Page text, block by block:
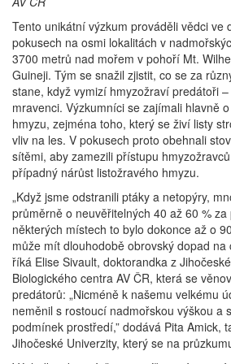
Tento unikátní výzkum prováděli vědci ve
pokusech na osmi lokalitách v
3700 metrů nad mořem v pohoří Mt.
Guineji. Tým se snažil zjistit, co se za
stane, když vymizí hmyzožraví predátoři
mravenci. Výzkumníci se zajímali hlavně
hmyzu, zejména toho, který se živí listy
vliv na les. V pokusech proto obehnali
sítěmi, aby zamezili přístupu
případný nárůst listožravého hmyzu.
„Když jsme odstranili ptáky a netopýry,
průměrně o neuvěřitelných 40 až 60 %
některých místech to bylo dokonce až o
může mít dlouhodobě obrovský dopad na
říká Elise Sivault, doktorandka z
Biologického centra AV ČR, která se
predátorů: „Nicméně k našemu velkému
neměnil s rostoucí nadmořskou výškou a
podmínek prostředí,” dodává Pita Amick,
Jihočeské Univerzity, který se na